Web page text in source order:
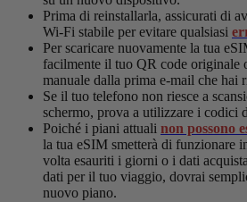
Prima di reinstallarla, assicurati di
Wi-Fi stabile per evitare qualsiasi
Per scaricare nuovamente la tua
facilmente il tuo QR code originale
manuale dalla prima e-mail che hai
Se il tuo telefono non riesce a
schermo, prova a utilizzare i codici
Poiché i piani attuali non possono
la tua eSIM smetterà di funzionare
volta esauriti i giorni o i dati
dati per il tuo viaggio, dovrai
nuovo piano.